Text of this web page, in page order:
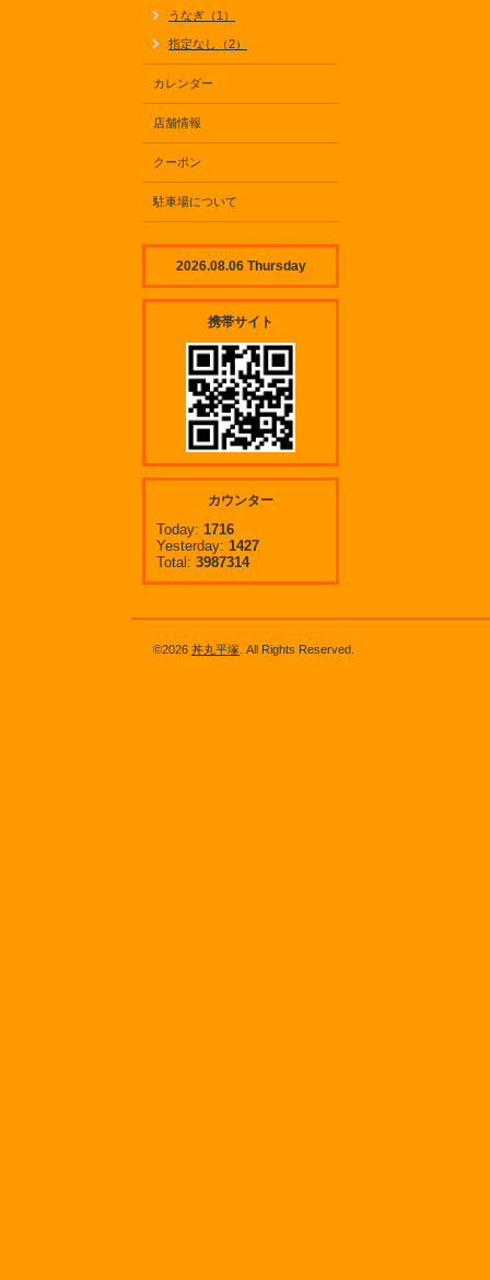
うなぎ（1）
指定なし（2）
カレンダー
店舗情報
クーポン
駐車場について
2026.08.06 Thursday
携帯サイト
カウンター
Today: 1716
Yesterday: 1427
Total: 3987314
©2026 丼丸平塚 . All Rights Reserved.